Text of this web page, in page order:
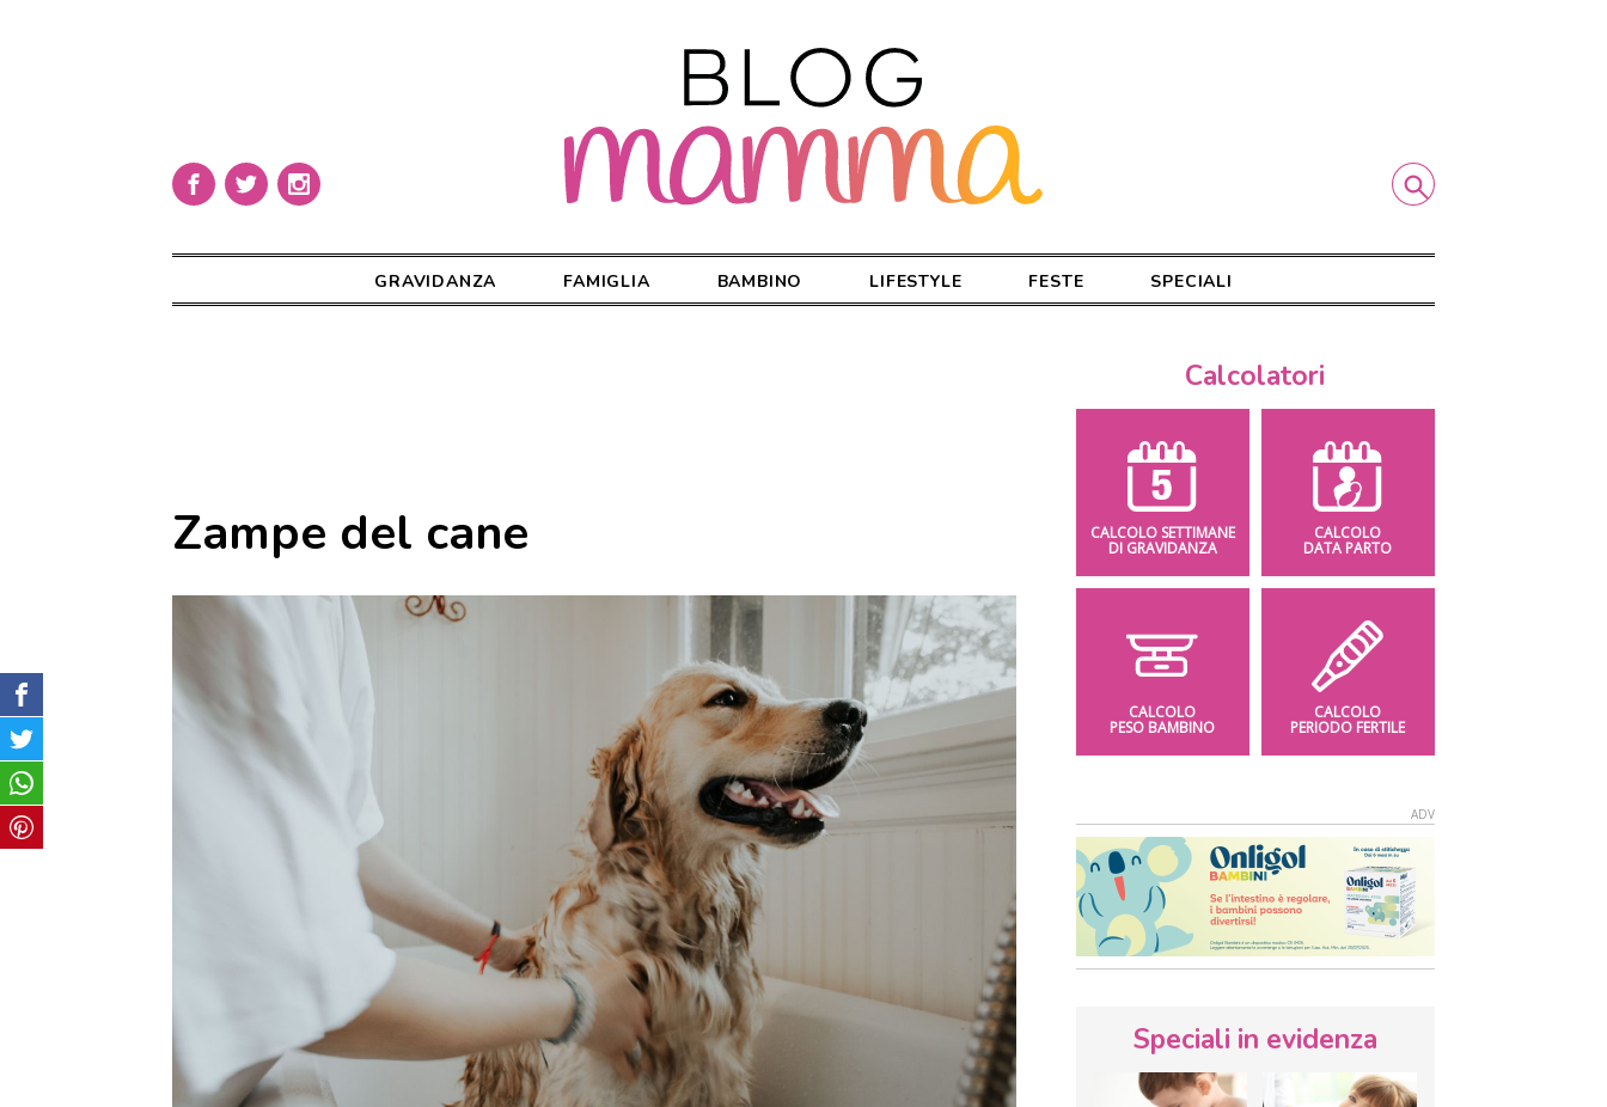
GRAVIDANZA FAMIGLIA BAMBINO LIFESTYLE FESTE SPECIALI
Zampe del cane
Calcolatori
CALCOLO SETTIMANE
DI GRAVIDANZA
CALCOLO
DATA PARTO
CALCOLO
PESO BAMBINO
CALCOLO
PERIODO FERTILE
Speciali in evidenza